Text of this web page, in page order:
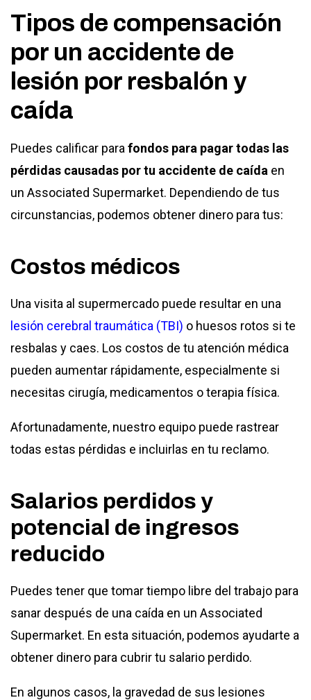
Tipos de compensación
por un accidente de
lesión por resbalón y
caída
Puedes calificar para fondos para pagar todas las
pérdidas causadas por tu accidente de caída en
un Associated Supermarket. Dependiendo de tus
circunstancias, podemos obtener dinero para tus:
Costos médicos
Una visita al supermercado puede resultar en una
lesión cerebral traumática (TBI) o huesos rotos si te
resbalas y caes. Los costos de tu atención médica
pueden aumentar rápidamente, especialmente si
necesitas cirugía, medicamentos o terapia física.
Afortunadamente, nuestro equipo puede rastrear
todas estas pérdidas e incluirlas en tu reclamo.
Salarios perdidos y
potencial de ingresos
reducido
Puedes tener que tomar tiempo libre del trabajo para
sanar después de una caída en un Associated
Supermarket. En esta situación, podemos ayudarte a
obtener dinero para cubrir tu salario perdido.
En algunos casos, la gravedad de sus lesiones